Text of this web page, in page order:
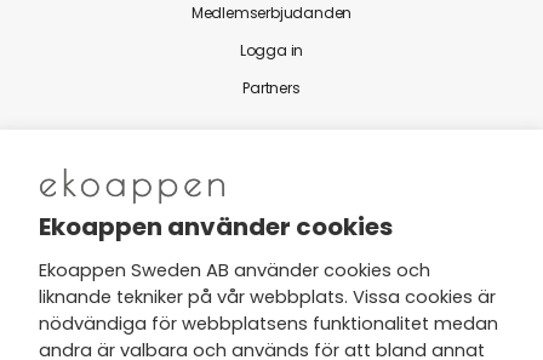
Medlemserbjudanden
Logga in
Partners
Nytt från Ekoappen
Jag har tagit del av Ekoappens
personuppgifts- och
integritetspolicyoch tar gärna del
Ekoappen använder cookies
Ekoappen Sweden AB använder cookies och
liknande tekniker på vår webbplats. Vissa cookies är
nödvändiga för webbplatsens funktionalitet medan
andra är valbara och används för att bland annat